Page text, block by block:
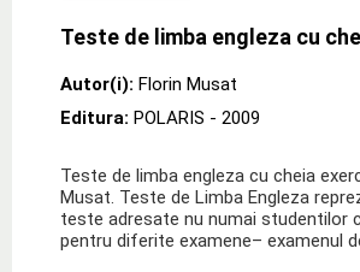
Teste de limba engleza cu
Autor(i): Florin Musat
Editura: POLARIS - 2009
Teste de limba engleza cu cheia
Musat. Teste de Limba Engleza
teste adresate nu numai studentilor
pentru diferite examene– examenul